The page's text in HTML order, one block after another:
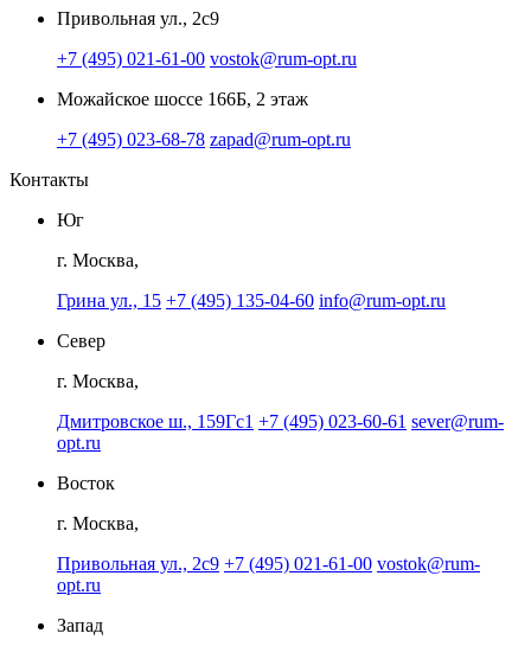
Привольная ул., 2с9
+7 (495) 021-61-00 vostok@rum-opt.ru
Можайское шоссе 166Б, 2 этаж
+7 (495) 023-68-78 zapad@rum-opt.ru
Контакты
Юг
г. Москва,
Грина ул., 15 +7 (495) 135-04-60 info@rum-opt.ru
Север
г. Москва,
Дмитровское ш., 159Гс1 +7 (495) 023-60-61 sever@rum-
opt.ru
Восток
г. Москва,
Привольная ул., 2с9 +7 (495) 021-61-00 vostok@rum-
opt.ru
Запад